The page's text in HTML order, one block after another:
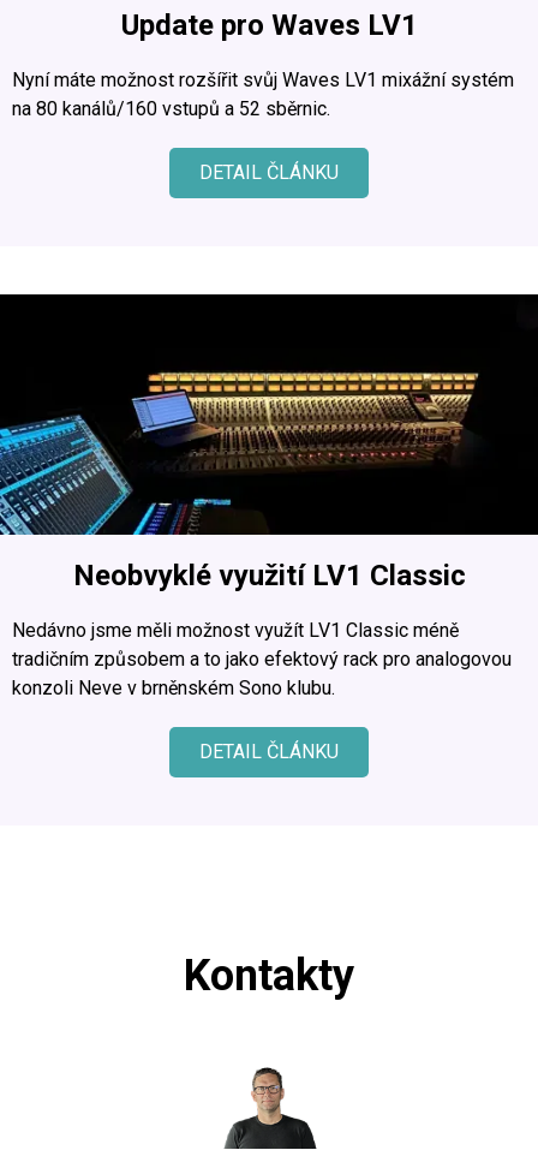
Update pro Waves LV1
Nyní máte možnost rozšířit svůj Waves LV1 mixážní systém
na 80 kanálů/160 vstupů a 52 sběrnic.
DETAIL ČLÁNKU
Neobvyklé využití LV1 Classic
Nedávno jsme měli možnost využít LV1 Classic méně
tradičním způsobem a to jako efektový rack pro analogovou
konzoli Neve v brněnském Sono klubu.
DETAIL ČLÁNKU
Kontakty